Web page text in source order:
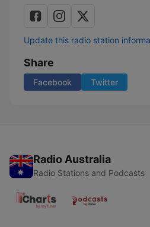
Update this radio station
Share
Facebook Twitter
Radio Australia
Radio Stations and Podcasts